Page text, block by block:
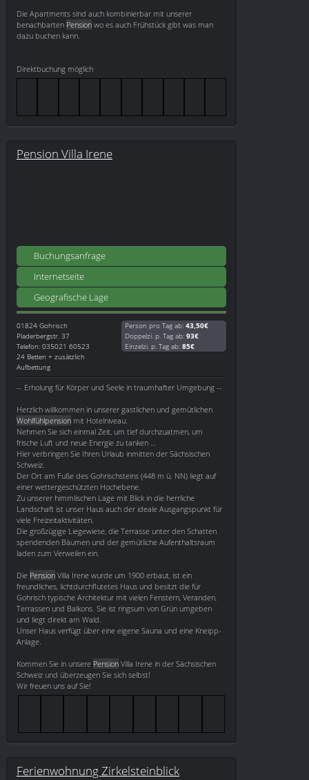
Die Apartments sind auch kombinierbar mit unserer
benachbarten Pensionwo es auch Frühstück gibt was man
dazu buchen kann.
Direktbuchung möglich
Pension Villa Irene
Buchungsanfrage
Internetseite
Geografische Lage
01824 Gohrisch
Pladerbergstr. 37
Telefon: 035021 60523
24 Betten + zusätzlich
Aufbettung
Person pro Tag ab: 43,50€
Doppelzi. p. Tag ab: 93€
Einzelzi. p. Tag ab: 85€
-- Erholung für Körper und Seele in traumhafter Umgebung --
Herzlich willkommen in unserer gastlichen und gemütlichen
Wohlfühlpensionmit Hotelniveau.
Nehmen Sie sich einmal Zeit, um tief durchzuatmen, um
frische Luft und neue Energie zu tanken …
Hier verbringen Sie Ihren Urlaub inmitten der Sächsischen
Schweiz.
Der Ort am Fuße des Gohrischsteins (448 m ü. NN) liegt auf
einer wettergeschützten Hochebene.
Zu unserer himmlischen Lage mit Blick in die herrliche
Landschaft ist unser Haus auch der ideale Ausgangspunkt für
viele Freizeitaktivitäten.
Die großzügige Liegewiese, die Terrasse unter den Schatten
spendenden Bäumen und der gemütliche Aufenthaltsraum
laden zum Verweilen ein.
Die PensionVilla Irene wurde um 1900 erbaut, ist ein
freundliches, lichtdurchflutetes Haus und besitzt die für
Gohrisch typische Architektur mit vielen Fenstern, Veranden,
Terrassen und Balkons. Sie ist ringsum von Grün umgeben
und liegt direkt am Wald.
Unser Haus verfügt über eine eigene Sauna und eine Kneipp-
Anlage.
Kommen Sie in unsere PensionVilla Irene in der Sächsischen
Schweiz und überzeugen Sie sich selbst!
Wir freuen uns auf Sie!
Ferienwohnung Zirkelsteinblick